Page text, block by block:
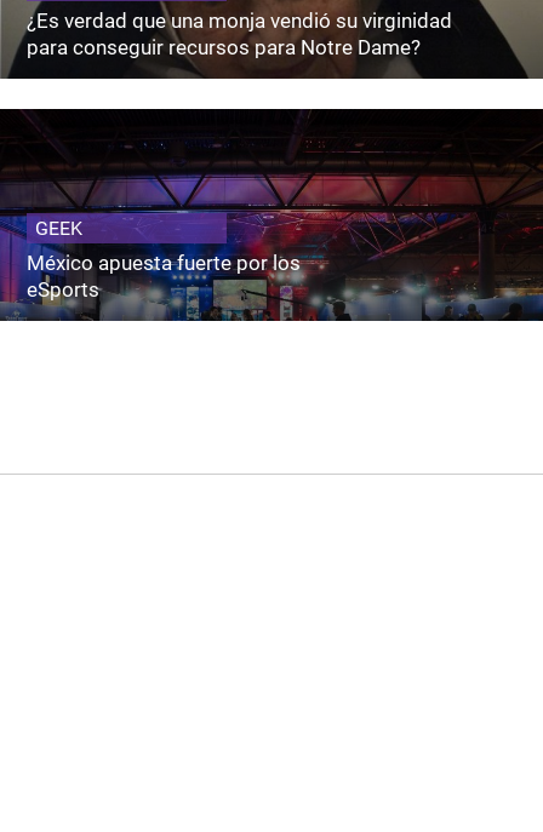
¿Es verdad que una monja vendió su virginidad
para conseguir recursos para Notre Dame?
GEEK
México apuesta fuerte por los
eSports